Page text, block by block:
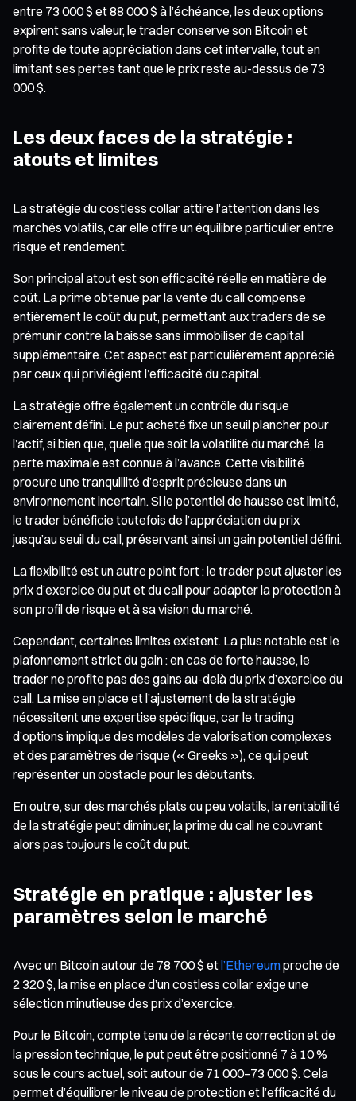
entre 73 000 $ et 88 000 $ à l’échéance, les deux options
expirent sans valeur, le trader conserve son Bitcoin et
profite de toute appréciation dans cet intervalle, tout en
limitant ses pertes tant que le prix reste au-dessus de 73
000 $.
Les deux faces de la stratégie :
atouts et limites
La stratégie du costless collar attire l’attention dans les
marchés volatils, car elle offre un équilibre particulier entre
risque et rendement.
Son principal atout est son efficacité réelle en matière de
coût. La prime obtenue par la vente du call compense
entièrement le coût du put, permettant aux traders de se
prémunir contre la baisse sans immobiliser de capital
supplémentaire. Cet aspect est particulièrement apprécié
par ceux qui privilégient l’efficacité du capital.
La stratégie offre également un contrôle du risque
clairement défini. Le put acheté fixe un seuil plancher pour
l’actif, si bien que, quelle que soit la volatilité du marché, la
perte maximale est connue à l’avance. Cette visibilité
procure une tranquillité d’esprit précieuse dans un
environnement incertain. Si le potentiel de hausse est limité,
le trader bénéficie toutefois de l’appréciation du prix
jusqu’au seuil du call, préservant ainsi un gain potentiel défini.
La flexibilité est un autre point fort : le trader peut ajuster les
prix d’exercice du put et du call pour adapter la protection à
son profil de risque et à sa vision du marché.
Cependant, certaines limites existent. La plus notable est le
plafonnement strict du gain : en cas de forte hausse, le
trader ne profite pas des gains au-delà du prix d’exercice du
call. La mise en place et l’ajustement de la stratégie
nécessitent une expertise spécifique, car le trading
d’options implique des modèles de valorisation complexes
et des paramètres de risque (« Greeks »), ce qui peut
représenter un obstacle pour les débutants.
En outre, sur des marchés plats ou peu volatils, la rentabilité
de la stratégie peut diminuer, la prime du call ne couvrant
alors pas toujours le coût du put.
Stratégie en pratique : ajuster les
paramètres selon le marché
Avec un Bitcoin autour de 78 700 $ etl’Ethereumproche de
2 320 $, la mise en place d’un costless collar exige une
sélection minutieuse des prix d’exercice.
Pour le Bitcoin, compte tenu de la récente correction et de
la pression technique, le put peut être positionné 7 à 10 %
sous le cours actuel, soit autour de 71 000–73 000 $. Cela
permet d’équilibrer le niveau de protection et l’efficacité du